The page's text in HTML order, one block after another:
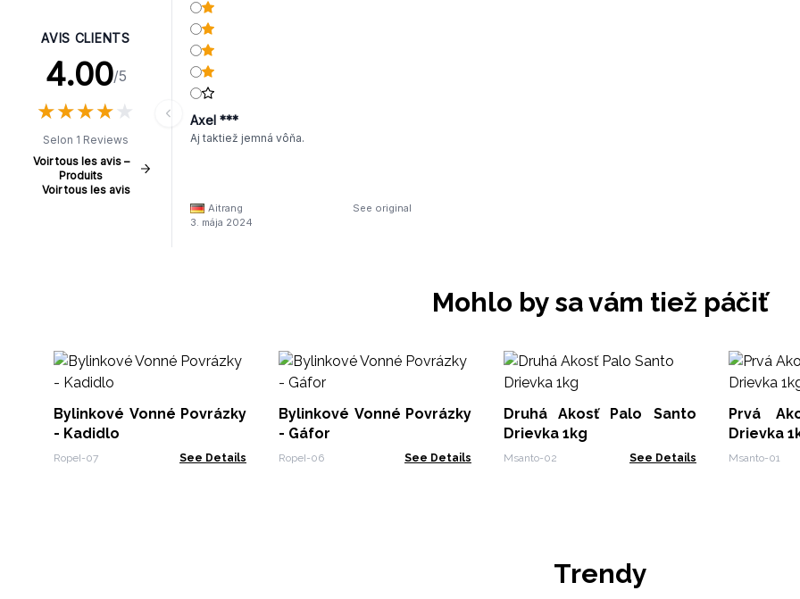
AVIS CLIENTS
4.00/5
★★★★ ★
★★★★ ★
Selon 1 Reviews
Voir tous les avis –
Produits
Voir tous les avis
Axel ***
Aj taktiež jemná vôňa.
Aitrang
See original
3. mája 2024
Mohlo by sa vám tiež páčiť
Bylinkové Vonné Povrázky
- Kadidlo
RopeI-07 See Details
Bylinkové Vonné Povrázky
- Gáfor
RopeI-06 See Details
Druhá Akosť Palo Santo
Drievka 1kg
Msanto-02 See Details
Prvá Akosť Palo
Drievka
Msanto-01
Trendy